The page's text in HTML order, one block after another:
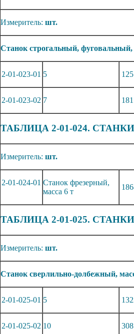
Измеритель: шт.
Станок строгальный,
2-01-023-01 5
2-01-023-02 7
ТАБЛИЦА 2-01-024.
Измеритель: шт.
2-01-024-01 Станок фрезерный,
масса 6 т
ТАБЛИЦА 2-01-025.
Измеритель: шт.
Станок сверлильно-долбежный,
2-01-025-01 5
2-01-025-02 10